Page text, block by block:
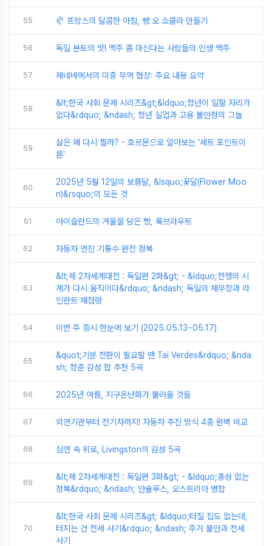
55 🥐 프랑스의 달콤한 아침, 뺑 오 쇼콜라 만들기
56 독일 본토의 맛! 맥주 좀 마신다는 사람들의 인생 맥주
57 제네바에서의 미중 무역 협상: 주요 내용 요약
58
&lt;한국 사회 문제 시리즈&gt;&ldquo;청년이 일할 자리가
없다&rdquo; &ndash; 청년 실업과 고용 불안정의 그늘
59
살은 왜 다시 찔까? - 호르몬으로 알아보는 '세트 포인트이
론'
60
2025년 5월 12일의 보름달, &lsquo;꽃달(Flower Moo
n)&rsquo;의 모든 것
61 아이슬란드의 겨울을 담은 빵, 룩브라우트
62 자동차 엔진 기통수 완전 정복
63
&lt;제 2차세계대전 : 독일편 2화&gt; - &ldquo;전쟁의 시
계가 다시 움직이다&rdquo; &ndash; 독일의 재무장과 라
인란트 재점령
64 이번 주 증시 한눈에 보기 (2025.05.13~05.17)
65
&quot;기분 전환이 필요할 땐 Tai Verdes&rdquo; &nda
sh; 청춘 감성 팝 추천 5곡
66 2025년 여름, 지구온난화가 불러올 것들
67 외연기관부터 전기차까지! 자동차 추진 방식 4종 완벽 비교
68 심연 속 위로, Livingston의 감성 5곡
69
&lt;제 2차세계대전 : 독일편 3화&gt; - &ldquo;총성 없는
정복&rdquo; &ndash; 안슐루스, 오스트리아 병합
70
&lt;한국 사회 문제 시리즈&gt; &ldquo;터질 집도 없는데,
터지는 건 전세 사기&rdquo; &ndash; 주거 불안과 전세
사기